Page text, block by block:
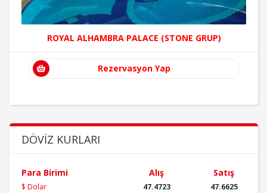
ROYAL ALHAMBRA PALACE (STONE GRUP)
Rezervasyon Yap
DÖVIZ KURLARI
Para Birimi Alış Satış
$ Dolar 47.4723
47.6625